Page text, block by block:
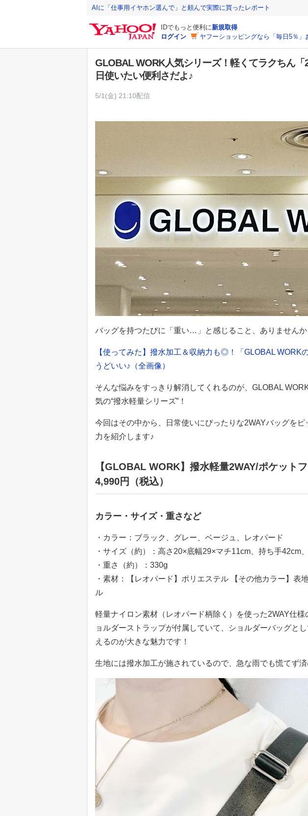
AIに「仕事用イヤホン選んで」と頼んで実際に買ったレポート
IDでもっと便利に新規取得
ログイン
ヤフーショッピングなら「毎日5％」
GLOBAL WORK人気シリーズ！軽くてラクちん「
日使いたい便利さだよ♪
5/1(金) 21:10配信
バッグを持つたびに「重い…」と感じること、ありませんか
【使ってみた】撥水加工＆収納力も◎！「GLOBAL WORK
うどいい♪（全画像）
そんな悩みをすっきり解消してくれるのが、GLOBAL
気の“撥水軽量シリーズ”！
今回はその中から、日常使いにぴったりな2WAYバッグを
力を紹介します♪
【GLOBAL WORK】撥水軽量2WAY/ポケット
4,990円（税込）
カラー・サイズ・重さなど
・カラー：ブラック、グレー、ベージュ、レオパード
・サイズ（約）：高さ20×底幅29×マチ11cm、持ち手42cm
・重さ（約）：330g
・素材：【レオパード】ポリエステル 【その他カラー】表
ル
軽量ナイロン素材（レオパード柄除く）を使った2WAY仕
ョルダーストラップが付属していて、ショルダーバッグと
えるのが大きな魅力です！
生地には撥水加工が施されているので、急な雨でも慌てず済